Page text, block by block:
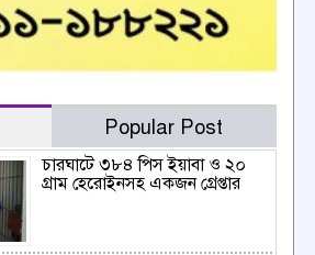
Popular Post
চারঘাটে ৩৮৪ পিস ইয়াবা ও ২০
গ্রাম হেরোইনসহ একজন গ্রেপ্তার